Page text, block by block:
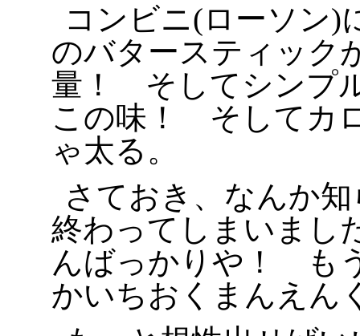
コンビニ(ローソン)
のバタースティック
量！ そしてシンプ
この味！ そしてカ
ゃ太る。
さておき、なんか
終わってしまいまし
んばっかりや！ も
かいちおくまんえん